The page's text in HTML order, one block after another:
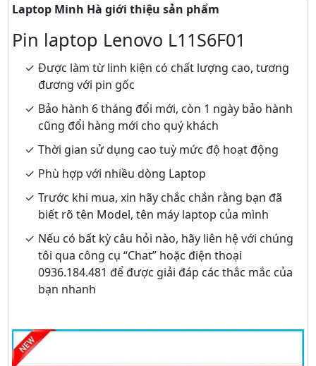
Laptop Minh Hà giới thiệu sản phẩm
Pin laptop Lenovo L11S6F01
Được làm từ linh kiện có chất lượng cao, tương
đương với pin gốc
Bảo hành 6 tháng đổi mới, còn 1 ngày bảo hành
cũng đổi hàng mới cho quý khách
Thời gian sử dụng cao tuỳ mức độ hoạt động
Phù hợp với nhiều dòng Laptop
Trước khi mua, xin hãy chắc chắn rằng bạn đã
biết rõ tên Model, tên máy laptop của mình
Nếu có bất kỳ câu hỏi nào, hãy liên hệ với chúng
tôi qua công cụ “Chat” hoặc điện thoại
0936.184.481 để được giải đáp các thắc mắc của
bạn nhanh